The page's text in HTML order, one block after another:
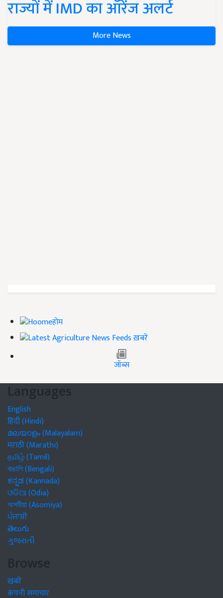
राज्यों में IMD का ऑरेंज अलर्ट
More News
होम
ख़बरें
जॉब्स
Languages
English
हिंदी (Hindi)
മലയാളം (Malayalam)
मराठी (Marathi)
தமிழ் (Tamil)
বাঙালি (Bengali)
ಕನ್ನಡ (Kannada)
ଓଡିଆ (Odia)
অসমীয়া (Asomiya)
ਪੰਜਾਬੀ
తెలుగు
ગુજરાતી
Browse
खबरें
कंपनी समाचार